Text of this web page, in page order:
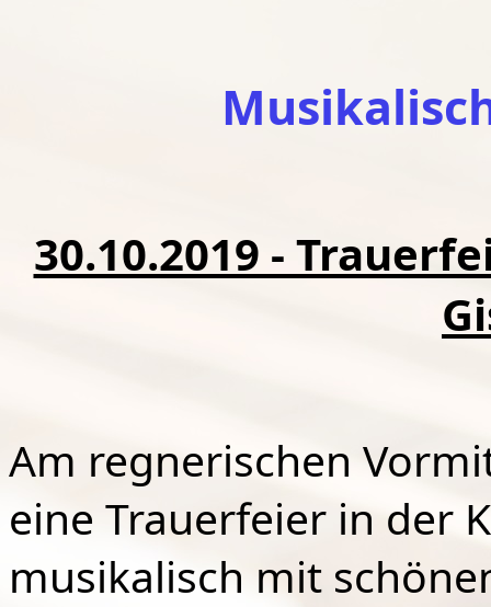
30.10.2019 -
Am regnerischen
eine Trauerfeier in der
musikalisch mit